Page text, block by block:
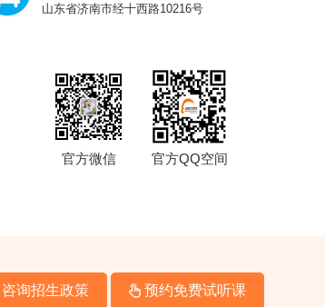
山东省济南市经十西路10216号
官方微信 官方QQ空间
咨询招生政策 预约免费试听课